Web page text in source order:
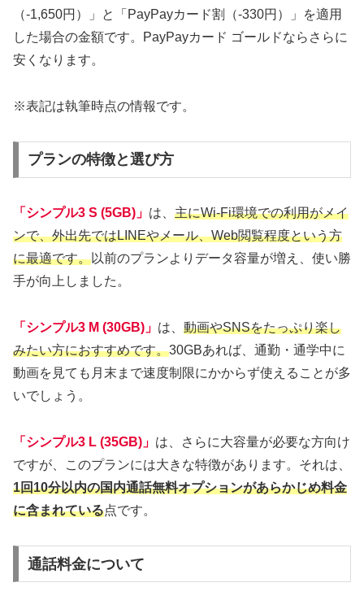
（-1,650円）」と「PayPayカード割（-330円）」を適用
した場合の金額です。PayPayカード ゴールドならさらに
安くなります。
※表記は執筆時点の情報です。
プランの特徴と選び方
「シンプル3 S (5GB)」 は、 主にWi-Fi環境での利用がメイ
ンで、外出先ではLINEやメール、Web閲覧程度という方
に最適です。以前のプランよりデータ容量が増え、使い勝
手が向上しました。
「シンプル3 M (30GB)」 は、 動画やSNSをたっぷり楽し
みたい方におすすめです。30GBあれば、通勤・通学中に
動画を見ても月末まで速度制限にかからず使えることが多
いでしょう。
「シンプル3 L (35GB)」 は、さらに大容量が必要な方向け
ですが、このプランには大きな特徴があります。それは、
1回10分以内の国内通話無料オプションがあらかじめ料金
に含まれている点です。
通話料金について